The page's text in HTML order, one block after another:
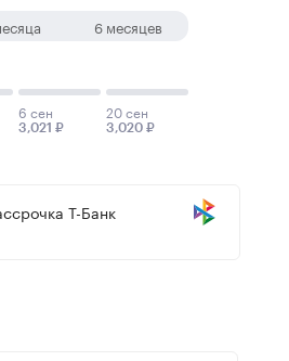
6 месяцев
6 сен
3,021 ₽
20 сен
3,020 ₽
Т-Банк